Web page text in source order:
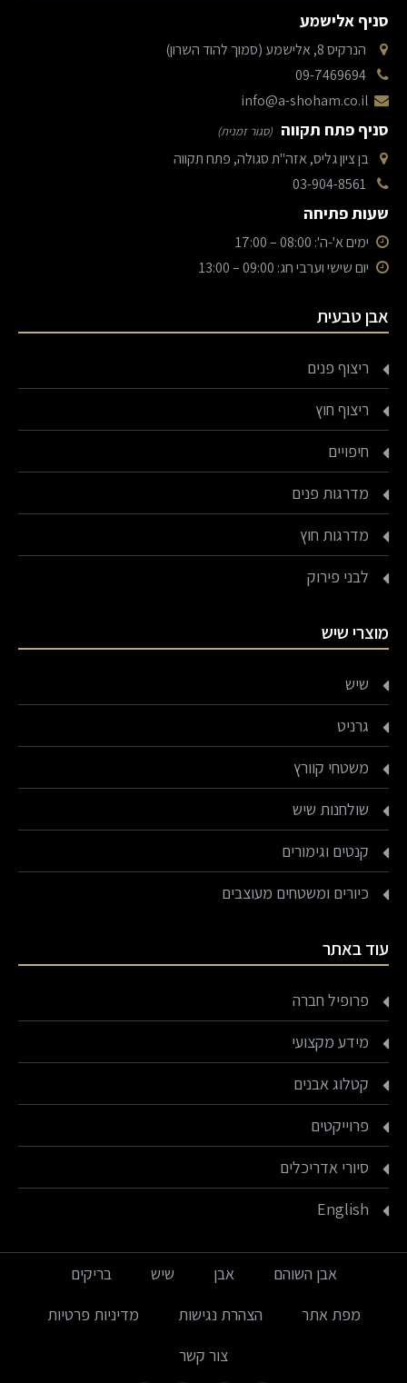
סניף אלישמע
הנרקיס 8, אלישמע (סמוך להוד השרון)
info@a-shoham.co.il
סניף פתח תקווה (סגור זמנית)
בן ציון גליס, אזה"ת סגולה, פתח תקווה
שעות פתיחה
ימים א'-ה': 08:00 – 17:00
יום שישי וערבי חג: 09:00 – 13:00
אבן טבעית
ריצוף פנים
ריצוף חוץ
חיפויים
מדרגות פנים
מדרגות חוץ
לבני פירוק
מוצרי שיש
שיש
גרניט
משטחי קוורץ
שולחנות שיש
קנטים וגימורים
כיורים ומשטחים מעוצבים
עוד באתר
פרופיל חברה
מידע מקצועי
קטלוג אבנים
פרוייקטים
סיורי אדריכלים
English
אבן השוהם אבן שיש
בריקים
מפת אתר
הצהרת נגישות
מדיניות פרטיות
צור קשר